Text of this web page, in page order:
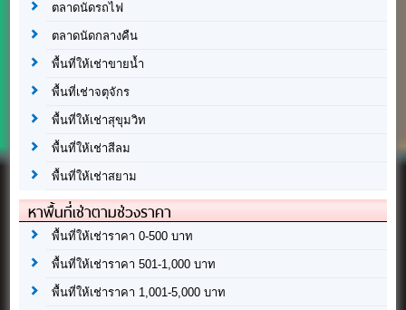
ตลาดนัดรถไฟ
ตลาดนัดกลางคืน
พื้นที่ให้เช่าขายน้ำ
พื้นที่เช่าจตุจักร
พื้นที่ให้เช่าสุขุมวิท
พื้นที่ให้เช่าสีลม
พื้นที่ให้เช่าสยาม
หาพื้นที่เช่าตามช่วงราคา
พื้นที่ให้เช่าราคา 0-500 บาท
พื้นที่ให้เช่าราคา 501-1,000 บาท
พื้นที่ให้เช่าราคา 1,001-5,000 บาท